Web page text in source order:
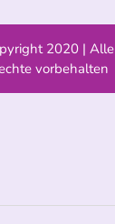
2020 | Alle
vorbehalten